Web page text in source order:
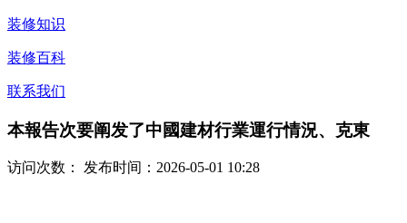
装修知识
装修百科
联系我们
本報告次要阐发了中國建材行業運行情況、克東
访问次数： 发布时间：2026-05-01 10:28